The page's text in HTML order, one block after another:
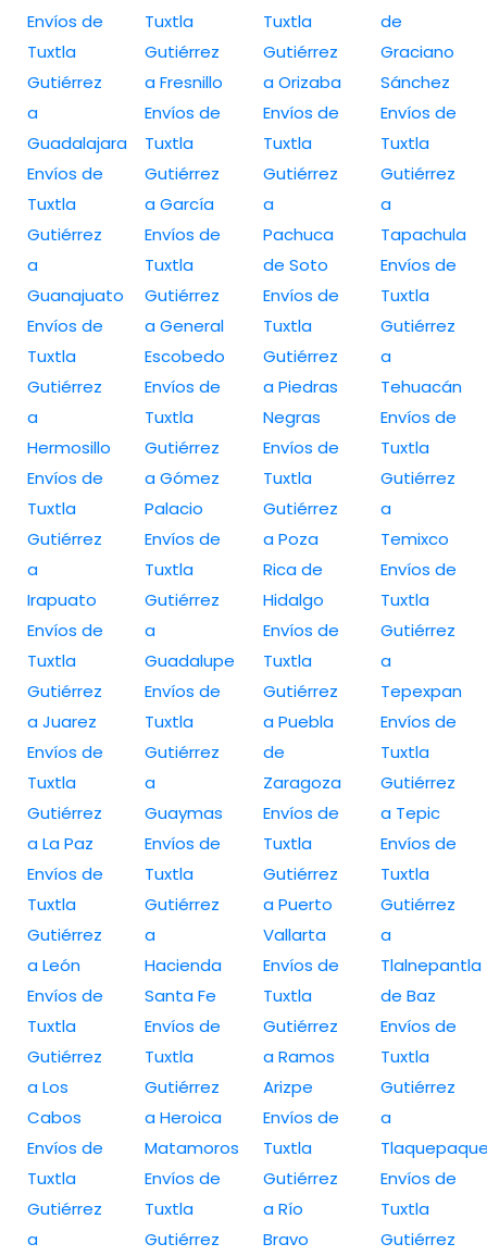
Envíos de
Tuxtla
Gutiérrez
a
Guadalajara
Envíos de
Tuxtla
Gutiérrez
a
Guanajuato
Envíos de
Tuxtla
Gutiérrez
a
Hermosillo
Envíos de
Tuxtla
Gutiérrez
a
Irapuato
Envíos de
Tuxtla
Gutiérrez
a Juarez
Envíos de
Tuxtla
Gutiérrez
a La Paz
Envíos de
Tuxtla
Gutiérrez
a León
Envíos de
Tuxtla
Gutiérrez
a Los
Cabos
Envíos de
Tuxtla
Gutiérrez
a
Tuxtla
Gutiérrez
a Fresnillo
Envíos de
Tuxtla
Gutiérrez
a García
Envíos de
Tuxtla
Gutiérrez
a General
Escobedo
Envíos de
Tuxtla
Gutiérrez
a Gómez
Palacio
Envíos de
Tuxtla
Gutiérrez
a
Guadalupe
Envíos de
Tuxtla
Gutiérrez
a
Guaymas
Envíos de
Tuxtla
Gutiérrez
a
Hacienda
Santa Fe
Envíos de
Tuxtla
Gutiérrez
a Heroica
Matamoros
Envíos de
Tuxtla
Gutiérrez
Tuxtla
Gutiérrez
a Orizaba
Envíos de
Tuxtla
Gutiérrez
a
Pachuca
de Soto
Envíos de
Tuxtla
Gutiérrez
a Piedras
Negras
Envíos de
Tuxtla
Gutiérrez
a Poza
Rica de
Hidalgo
Envíos de
Tuxtla
Gutiérrez
a Puebla
de
Zaragoza
Envíos de
Tuxtla
Gutiérrez
a Puerto
Vallarta
Envíos de
Tuxtla
Gutiérrez
a Ramos
Arizpe
Envíos de
Tuxtla
Gutiérrez
a Río
Bravo
de
Graciano
Sánchez
Envíos de
Tuxtla
Gutiérrez
a
Tapachula
Envíos de
Tuxtla
Gutiérrez
a
Tehuacán
Envíos de
Tuxtla
Gutiérrez
a
Temixco
Envíos de
Tuxtla
Gutiérrez
a
Tepexpan
Envíos de
Tuxtla
Gutiérrez
a Tepic
Envíos de
Tuxtla
Gutiérrez
a
Tlalnepantla
de Baz
Envíos de
Tuxtla
Gutiérrez
a
Envíos de
Tuxtla
Gutiérrez